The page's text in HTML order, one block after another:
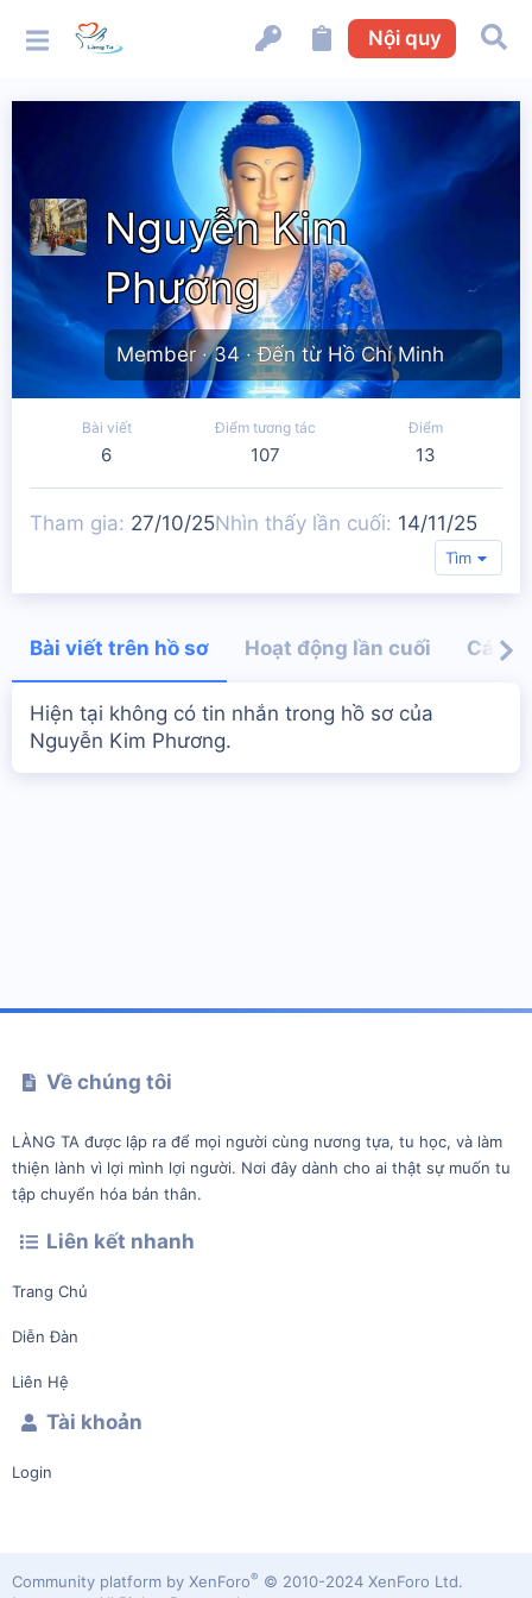
Nội quy
Nguyễn Kim
Phương
Member ·34 ·Đến từ Hồ Chí Minh
Bài viết
6
Điểm tương tác
107
Điểm
13
Tham gia 27/10/25Nhìn thấy lần cuối 14/11/25
Tìm
Bài viết trên hồ sơ Hoạt động lần cuối Các
Hiện tại không có tin nhắn trong hồ sơ của
Nguyễn Kim Phương.
Về chúng tôi
LÀNG TA được lập ra để mọi người cùng nương tựa, tu học, và làm
thiện lành vì lợi mình lợi người. Nơi đây dành cho ai thật sự muốn tu
tập chuyển hóa bản thân.
Liên kết nhanh
Trang Chủ
Diễn Đàn
Liên Hệ
Tài khoản
Login
Community platform by XenForo® © 2010-2024 XenForo Ltd.